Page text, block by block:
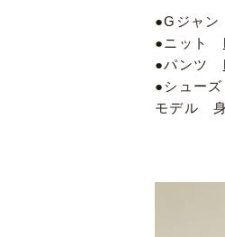
●Gジャ
●ニット
●パンツ
●シュー
モデル